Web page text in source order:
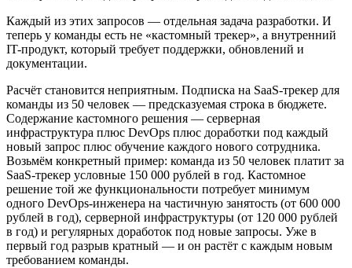
Каждый из этих запросов — отдельная задача разработки. И
теперь у команды есть не «кастомный трекер», а внутренний
IT-продукт, который требует поддержки, обновлений и
документации.
Расчёт становится неприятным. Подписка на SaaS-трекер для
команды из 50 человек — предсказуемая строка в бюджете.
Содержание кастомного решения — серверная
инфраструктура плюс DevOps плюс доработки под каждый
новый запрос плюс обучение каждого нового сотрудника.
Возьмём конкретный пример: команда из 50 человек платит за
SaaS-трекер условные 150 000 рублей в год. Кастомное
решение той же функциональности потребует минимум
одного DevOps-инженера на частичную занятость (от 600 000
рублей в год), серверной инфраструктуры (от 120 000 рублей
в год) и регулярных доработок под новые запросы. Уже в
первый год разрыв кратный — и он растёт с каждым новым
требованием команды.